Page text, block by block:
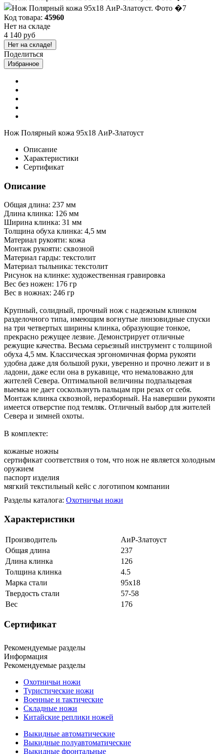
Код товара: 45960
Нет на складе
4 140 руб
Нет на складе!
Поделиться
Избранное
Нож Полярный кожа 95х18 АиР-Златоуст
Описание
Характеристики
Сертификат
Описание
Общая длина: 237 мм
Длина клинка: 126 мм
Ширина клинка: 31 мм
Толщина обуха клинка: 4,5 мм
Материал рукояти: кожа
Монтаж рукояти: сквозной
Материал гарды: текстолит
Материал тыльника: текстолит
Рисунок на клинке: художественная гравировка
Вес без ножен: 176 гр
Вес в ножнах: 246 гр
Крупный, солидный, прочный нож с надежным клинком
разделочного типа, имеющим вогнутые линзовидные спуски
на три четвертых ширины клинка, образующие тонкое,
прекрасно режущее лезвие. Демонстрирует отличные
режущие качества. Весьма серьезный инструмент с толщиной
обуха 4,5 мм. Классическая эргономичная форма рукояти
удобна даже для большой руки, уверенно и прочно лежит и в
ладони, даже если она в рукавице, что немаловажно для
жителей Севера. Оптимальной величины подпальцевая
выемка не дает соскользнуть пальцам при резах от себя.
Монтаж клинка сквозной, неразборный. На навершии рукояти
имеется отверстие под темляк. Отличный выбор для жителей
Севера и зимней охоты.
В комплекте:
кожаные ножны
сертификат соответствия о том, что нож не является холодным
оружием
паспорт изделия
мягкий текстильный кейс с логотипом компании
Разделы каталога: Охотничьи ножи
Характеристики
Производитель
АиР-Златоуст
Общая длина
237
Длина клинка
126
Толщина клинка
4.5
Марка стали
95х18
Твердость стали
57-58
Вес
176
Сертификат
Рекомендуемые разделы
Информация
Рекомендуемые разделы
Охотничьи ножи
Туристические ножи
Военные и тактические
Складные ножи
Китайские реплики ножей
Выкидные автоматические
Выкидные полуавтоматические
Выкидные фронтальные